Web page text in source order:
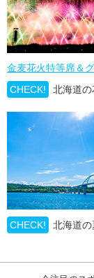
金麦花火特等席＆
CHECK!
北海道
CHECK! 北海道の